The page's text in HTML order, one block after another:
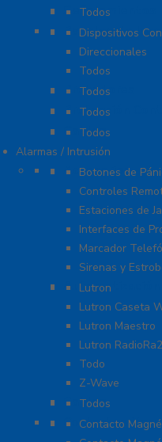
Señalamientos
Todos
Paneles de
Dispositivos
Direccionales
Todos
Probadores
Todos
Protección
Todos
Cables
Todos
Alarmas / Intrusión
Accesorios
Botones de
Controles
Estaciones de
Interfaces de
Marcador
Sirenas y
Automatización
Lutron
Lutron Caseta
Lutron Maestro
Lutron RadioRa2
Todo
Z-Wave
Cables
Todos
Contactos
Contacto